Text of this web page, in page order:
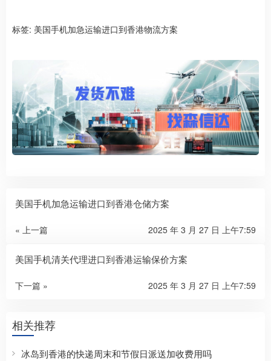
标签: 美国手机加急运输进口到香港物流方案
美国手机加急运输进口到香港仓储方案
« 上一篇 2025 年 3 月 27 日 上午7:59
美国手机清关代理进口到香港运输保价方案
下一篇 » 2025 年 3 月 27 日 上午7:59
相关推荐
冰岛到香港的快递周末和节假日派送加收费用吗